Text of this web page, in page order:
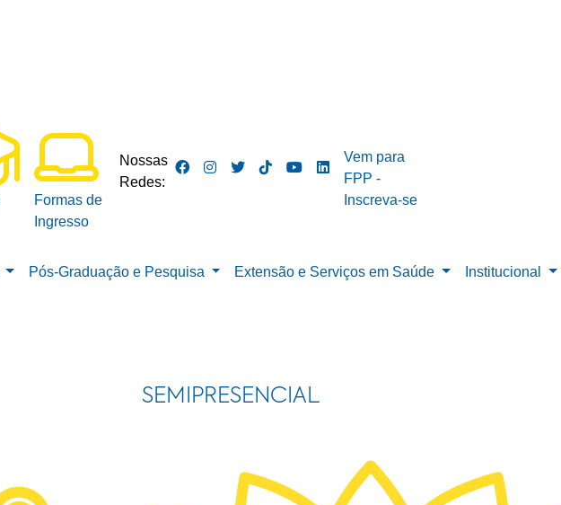
Formas de
Ingresso
Nossas
Redes:
Vem para
FPP -
Inscreva-se
Pós-Graduação e Pesquisa Extensão e Serviços em Saúde Institucional
SEMIPRESENCIAL